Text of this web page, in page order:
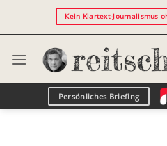
Kein Klartext-Journalismus
Persönliches Briefing